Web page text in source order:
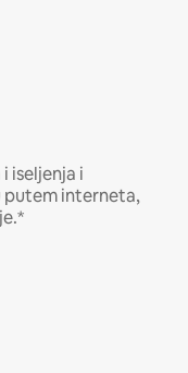
iseljenja i
putem interneta,